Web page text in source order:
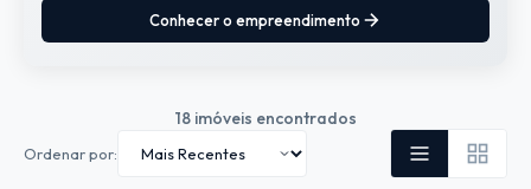
Conhecer o empreendimento
18 imóveis encontrados
Ordenar por: